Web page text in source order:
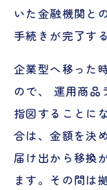
いた金融機関と
手続きが完了す
企業型へ移った
ので、 運用商品
指図することに
合は、金額を決
届け出から移換
ます。その間は